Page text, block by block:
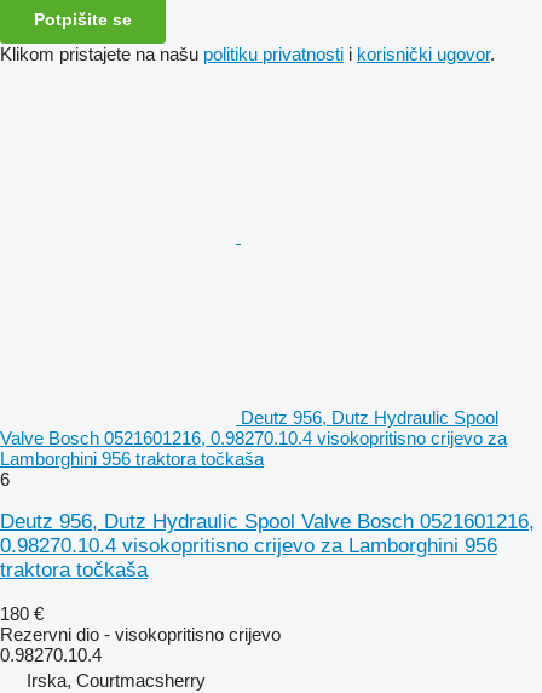
Potpišite se
Klikom pristajete na našu politiku privatnosti i korisnički ugovor.
Deutz 956, Dutz Hydraulic Spool
Valve Bosch 0521601216, 0.98270.10.4 visokopritisno crijevo za
Lamborghini 956 traktora točkaša
6
Deutz 956, Dutz Hydraulic Spool Valve Bosch 0521601216,
0.98270.10.4 visokopritisno crijevo za Lamborghini 956
traktora točkaša
180 €
Rezervni dio - visokopritisno crijevo
0.98270.10.4
Irska, Courtmacsherry